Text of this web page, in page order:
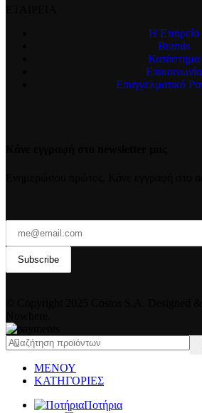
Η Εταιρεία
Brands
Κατάστημα
Επικοινωνία
Επαγγελματικό
ΜΕΝΟΥ
ΚΑΤΗΓΟΡΙΕΣ
Ποτήρια